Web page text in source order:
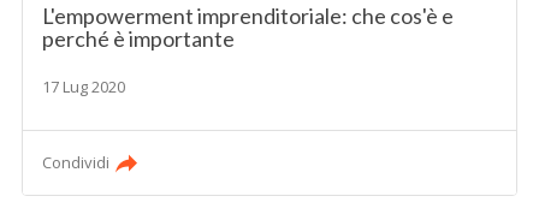
L'empowerment imprenditoriale: che cos'è e
perché è importante
17 Lug 2020
Condividi